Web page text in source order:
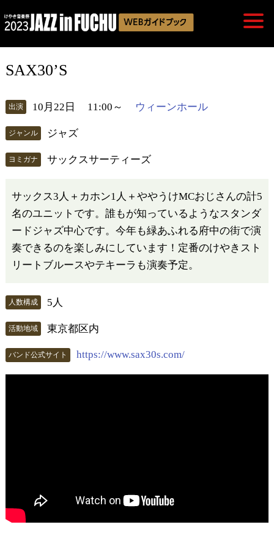
SAX30’S
出演 10月22日 11:00～ ウィーンホール
ジャンル ジャズ
ヨミガナ サックスサーティーズ
サックス3人＋カホン1人＋ややうけMCおじさんの計5
名のユニットです。誰もが知っているようなスタンダ
ードジャズ中心です。今年も緑あふれる府中の街で演
奏できるのを楽しみにしています！定番のけやきスト
リートブルースやテキーラも演奏予定。
人数構成 5人
活動地域 東京都区内
バンド公式サイト https://www.sax30s.com/